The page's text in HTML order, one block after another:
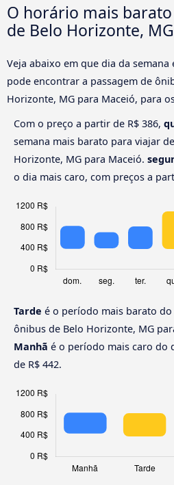
O horário mais
de Belo Horizonte,
Veja abaixo em que dia da
pode encontrar a passagem de
Horizonte, MG para Maceió, para
Com o preço a partir de R$ 386,
semana mais barato para viajar
Horizonte, MG para Maceió.
o dia mais caro, com preços a
Tarde é o período mais barato
ônibus de Belo Horizonte, MG
Manhã é o período mais caro do
de R$ 442.